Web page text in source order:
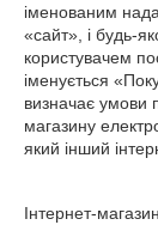
іменованим
«сайт», і будь-
користувачем
іменується
визначає умови
магазину
який інший
Інтернет-